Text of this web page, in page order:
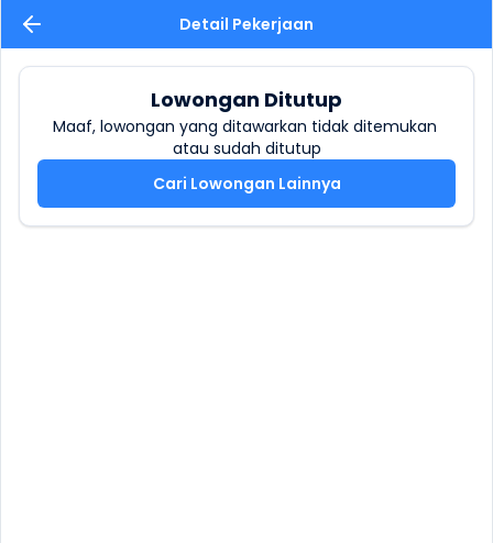
Detail Pekerjaan
Lowongan Ditutup
Maaf, lowongan yang ditawarkan tidak ditemukan
atau sudah ditutup
Cari Lowongan Lainnya